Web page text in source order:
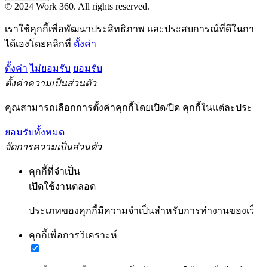
© 2024 Work 360. All rights reserved.
เราใช้คุกกี้เพื่อพัฒนาประสิทธิภาพ และประสบการณ์ที่ดีใน
ได้เองโดยคลิกที่ ตั้งค่า
ตั้งค่า ไม่ยอมรับ ยอมรับ
ตั้งค่าความเป็นส่วนตัว
คุณสามารถเลือกการตั้งค่าคุกกี้โดยเปิด/ปิด คุกกี้ในแต่ละปร
ยอมรับทั้งหมด
จัดการความเป็นส่วนตัว
คุกกี้ที่จำเป็น
เปิดใช้งานตลอด
ประเภทของคุกกี้มีความจำเป็นสำหรับการทำงานของ
คุกกี้เพื่อการวิเคราะห์